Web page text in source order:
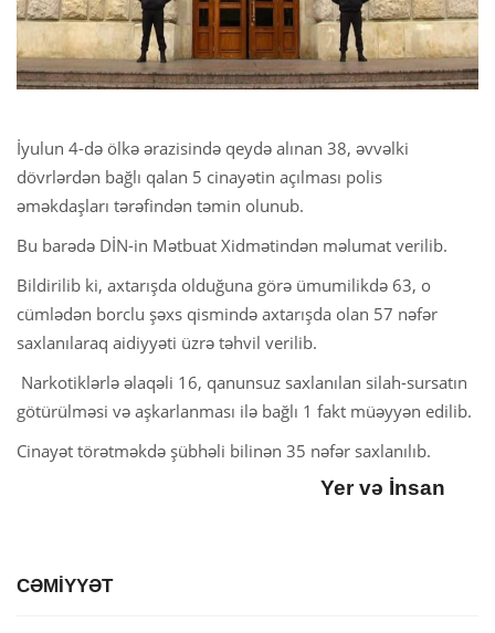
İyulun 4-də ölkə ərazisində qeydə alınan 38, əvvəlki
dövrlərdən bağlı qalan 5 cinayətin açılması polis
əməkdaşları tərəfindən təmin olunub.
Bu barədə DİN-in Mətbuat Xidmətindən məlumat verilib.
Bildirilib ki, axtarışda olduğuna görə ümumilikdə 63, o
cümlədən borclu şəxs qismində axtarışda olan 57 nəfər
saxlanılaraq aidiyyəti üzrə təhvil verilib.
Narkotiklərlə əlaqəli 16, qanunsuz saxlanılan silah-sursatın
götürülməsi və aşkarlanması ilə bağlı 1 fakt müəyyən edilib.
Cinayət törətməkdə şübhəli bilinən 35 nəfər saxlanılıb.
Yer və İnsan
CƏMİYYƏT